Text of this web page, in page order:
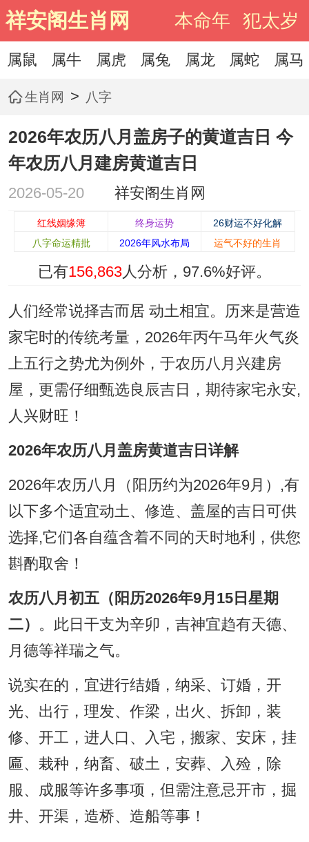
祥安阁生肖网 本命年 犯太岁
属鼠 属牛 属虎 属兔 属龙 属蛇 属马
生肖网 > 八字
2026年农历八月盖房子的黄道吉日 今
年农历八月建房黄道吉日
2026-05-20 祥安阁生肖网
红线姻缘簿 终身运势
26财运不好化解
八字命运精批
2026年风水布局 运气不好的生肖
已有156,863人分析， 97.6%好评。
人们经常说择吉而居 动土相宜。历来是营造
家宅时的传统考量，2026年丙午马年火气炎
上五行之势尤为例外，于农历八月兴建房
屋，更需仔细甄选良辰吉日，期待家宅永安,
人兴财旺！
2026年农历八月盖房黄道吉日详解
2026年农历八月（阳历约为2026年9月）,有
以下多个适宜动土、修造、盖屋的吉日可供
选择,它们各自蕴含着不同的天时地利，供您
斟酌取舍！
农历八月初五（阳历2026年9月15日星期
二） 。此日干支为辛卯，吉神宜趋有天德、
月德等祥瑞之气。
说实在的，宜进行结婚，纳采、订婚，开
光、出行，理发、作梁，出火、拆卸，装
修、开工，进人口、入宅，搬家、安床，挂
匾、栽种，纳畜、破土，安葬、入殓，除
服、成服等许多事项，但需注意忌开市，掘
井、开渠，造桥、造船等事！